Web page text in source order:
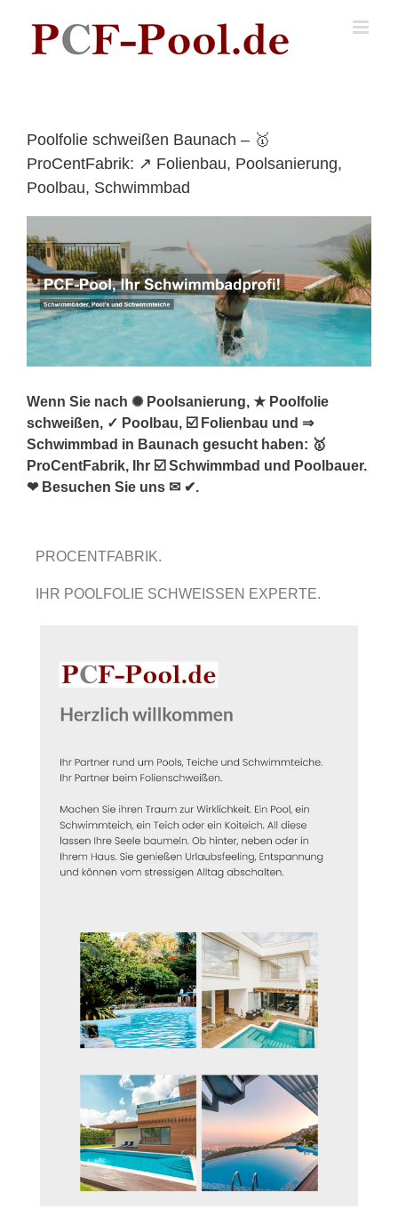
content
Poolfolie schweißen Baunach – 🥇
ProCentFabrik: ↗️ Folienbau, Poolsanierung,
Poolbau, Schwimmbad
Wenn Sie nach ✺ Poolsanierung, ★ Poolfolie
schweißen, ✓ Poolbau, ☑️ Folienbau und ⇒
Schwimmbad in Baunach gesucht haben: 🥇
ProCentFabrik, Ihr ☑️ Schwimmbad und Poolbauer.
❤ Besuchen Sie uns ✉ ✔.
PROCENTFABRIK.
IHR POOLFOLIE SCHWEISSEN EXPERTE.